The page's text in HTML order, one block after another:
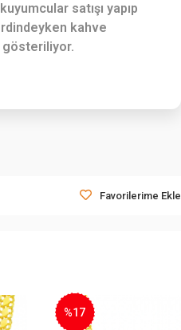
satışı yapıp
kahve
gösteriliyor.
Favorilerime Ekle
%17